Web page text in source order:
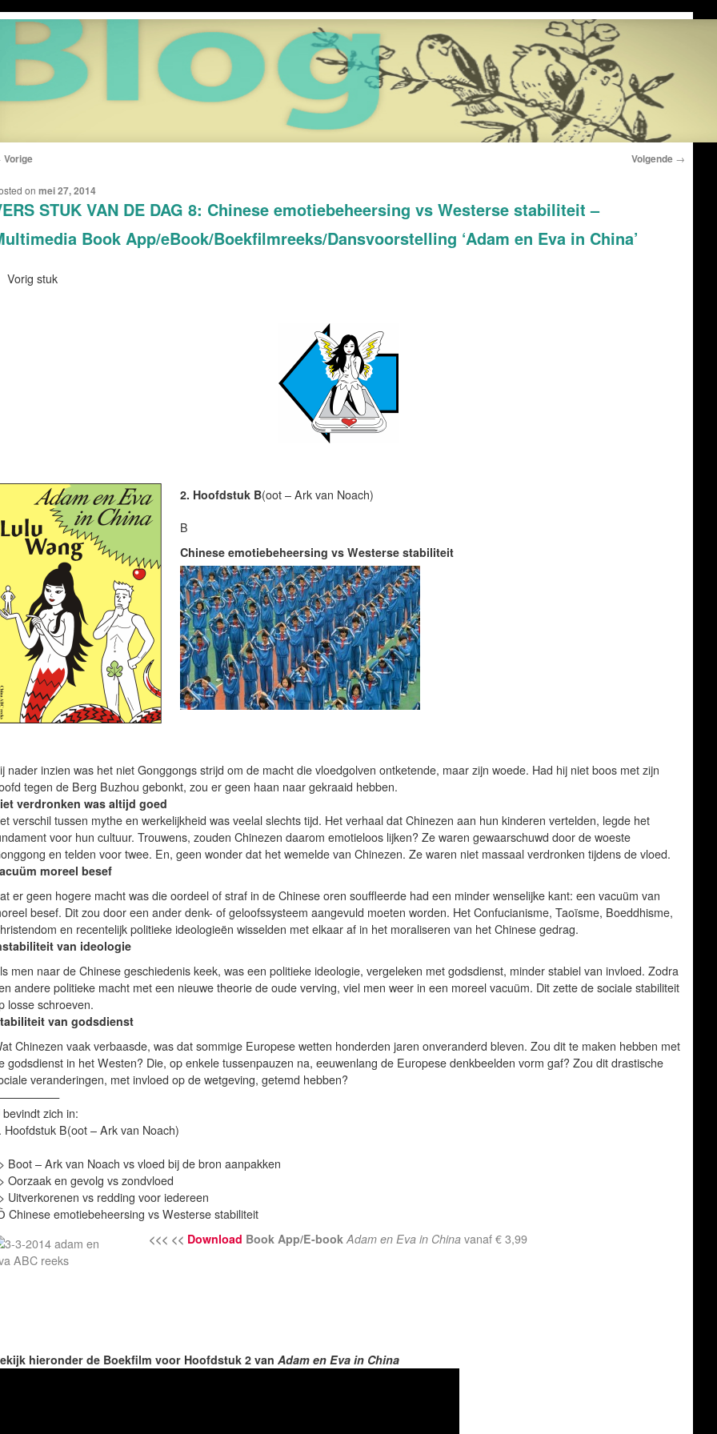
Vorige Volgende →
STUK VAN DE DAG 8: Chinese emotiebeheersing vs Westerse stabiliteit –
Book App/eBook/Boekfilmreeks/Dansvoorstelling ‘Adam en Eva in China’
on mei 27, 2014
Vorig stuk
2. Hoofdstuk B(oot – Ark van Noach)
B
Chinese emotiebeheersing vs Westerse stabiliteit
nader inzien was het niet Gonggongs strijd om de macht die vloedgolven ontketende, maar zijn woede. Had hij niet boos met zijn
tegen de Berg Buzhou gebonkt, zou er geen haan naar gekraaid hebben.
verdronken was altijd goed
verschil tussen mythe en werkelijkheid was veelal slechts tijd. Het verhaal dat Chinezen aan hun kinderen vertelden, legde het
voor hun cultuur. Trouwens, zouden Chinezen daarom emotieloos lijken? Ze waren gewaarschuwd door de woeste
en telden voor twee. En, geen wonder dat het wemelde van Chinezen. Ze waren niet massaal verdronken tijdens de vloed.
moreel besef
er geen hogere macht was die oordeel of straf in de Chinese oren souffleerde had een minder wenselijke kant: een vacuüm van
besef. Dit zou door een ander denk- of geloofssysteem aangevuld moeten worden. Het Confucianisme, Taoïsme, Boeddhisme,
en recentelijk politieke ideologieën wisselden met elkaar af in het moraliseren van het Chinese gedrag.
van ideologie
men naar de Chinese geschiedenis keek, was een politieke ideologie, vergeleken met godsdienst, minder stabiel van invloed. Zodra
andere politieke macht met een nieuwe theorie de oude verving, viel men weer in een moreel vacuüm. Dit zette de sociale stabiliteit
losse schroeven.
van godsdienst
Chinezen vaak verbaasde, was dat sommige Europese wetten honderden jaren onveranderd bleven. Zou dit te maken hebben met
godsdienst in het Westen? Die, op enkele tussenpauzen na, eeuwenlang de Europese denkbeelden vorm gaf? Zou dit drastische
veranderingen, met invloed op de wetgeving, getemd hebben?
bevindt zich in:
Hoofdstuk B(oot – Ark van Noach)
Boot – Ark van Noach vs vloed bij de bron aanpakken
Oorzaak en gevolg vs zondvloed
Uitverkorenen vs redding voor iedereen
emotiebeheersing vs Westerse stabiliteit
<<< << Download Book App/E-book Adam en Eva in Chinavanaf € 3,99
hieronder de Boekfilm voor Hoofdstuk 2 van Adam en Eva in China